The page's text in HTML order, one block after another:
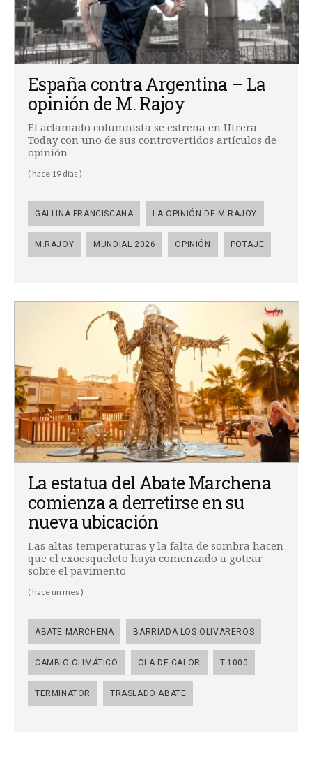
España contra Argentina – La
opinión de M. Rajoy
El aclamado columnista se estrena en Utrera
Today con uno de sus controvertidos artículos de
opinión
( hace 19 días )
GALLINA FRANCISCANA LA OPINIÓN DE M.RAJOY
M.RAJOY MUNDIAL 2026 OPINIÓN POTAJE
La estatua del Abate Marchena
comienza a derretirse en su
nueva ubicación
Las altas temperaturas y la falta de sombra hacen
que el exoesqueleto haya comenzado a gotear
sobre el pavimento
( hace un mes )
ABATE MARCHENA BARRIADA LOS OLIVAREROS
CAMBIO CLIMÁTICO OLA DE CALOR T-1000
TERMINATOR TRASLADO ABATE